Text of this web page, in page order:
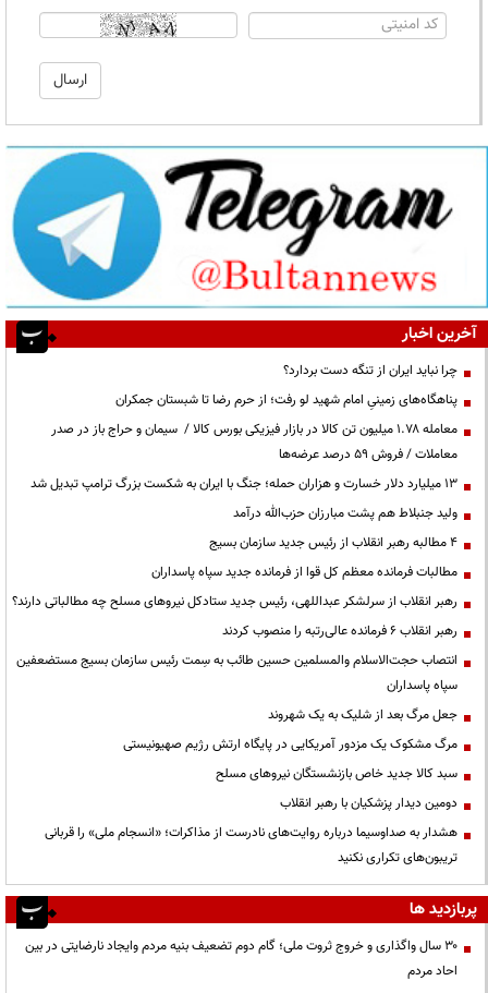
آخرین اخبار
چرا نباید ایران از تنگه دست بردارد؟
پناهگاه‌های زمینیِ امام شهید لو رفت؛ از حرم رضا تا شبستان جمکران
معامله ۱.۷۸ میلیون تن کالا در بازار فیزیکی بورس کالا / سیمان و حراج باز در صدر
معاملات / فروش ۵۹ درصد عرضه‌ها
۱۳ میلیارد دلار خسارت و هزاران حمله؛ جنگ با ایران به شکست بزرگ ترامپ تبدیل شد
ولید جنبلاط هم پشت مبارزان حزب‌الله درآمد
۴ مطالبه رهبر انقلاب از رئیس جدید سازمان بسیج
مطالبات فرمانده معظم کل قوا از فرمانده جدید سپاه پاسداران
رهبر انقلاب از سرلشکر عبداللهی، رئیس جدید ستادکل نیروهای مسلح چه مطالباتی دارند؟
رهبر انقلاب ۶ فرمانده عالی‌رتبه را منصوب کردند
انتصاب حجت‌الاسلام ‌والمسلمین حسین طائب به سِمت رئیس سازمان بسیج مستضعفین
سپاه پاسداران
جعل مرگ بعد از شلیک به یک شهروند
مرگ مشکوک یک مزدور آمریکایی در پایگاه ارتش رژیم صهیونیستی
سبد کالا جدید خاص بازنشستگان نیروهای مسلح
دومین دیدار پزشکیان با رهبر انقلاب
هشدار به صداوسیما درباره روایت‌های نادرست از مذاکرات؛ «انسجام ملی» را قربانی
تریبون‌های تکراری نکنید
پربازدید ها
۳۰ سال واگذاری و خروج ثروت ملی؛ گام دوم تضعیف بنیه مردم وایجاد نارضایتی در بین
احاد مردم